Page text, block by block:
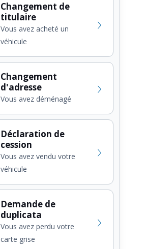
Changement de
titulaire
Vous avez acheté un
véhicule
Changement
d'adresse
Vous avez déménagé
Déclaration de
cession
Vous avez vendu votre
véhicule
Demande de
duplicata
Vous avez perdu votre
carte grise